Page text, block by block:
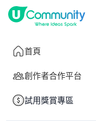
首頁
創作者合作平台
試用獎賞專區